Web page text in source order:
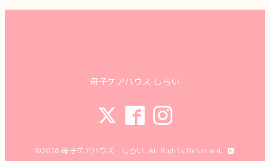
母子ケアハウス しらい
©2026母子ケアハウス しらい. All Rights Reserved.